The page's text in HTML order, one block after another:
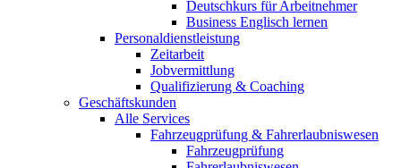
Deutschkurs für Arbeitnehmer
Business Englisch lernen
Personaldienstleistung
Zeitarbeit
Jobvermittlung
Qualifizierung & Coaching
Geschäftskunden
Alle Services
Fahrzeugprüfung & Fahrerlaubniswesen
Fahrzeugprüfung